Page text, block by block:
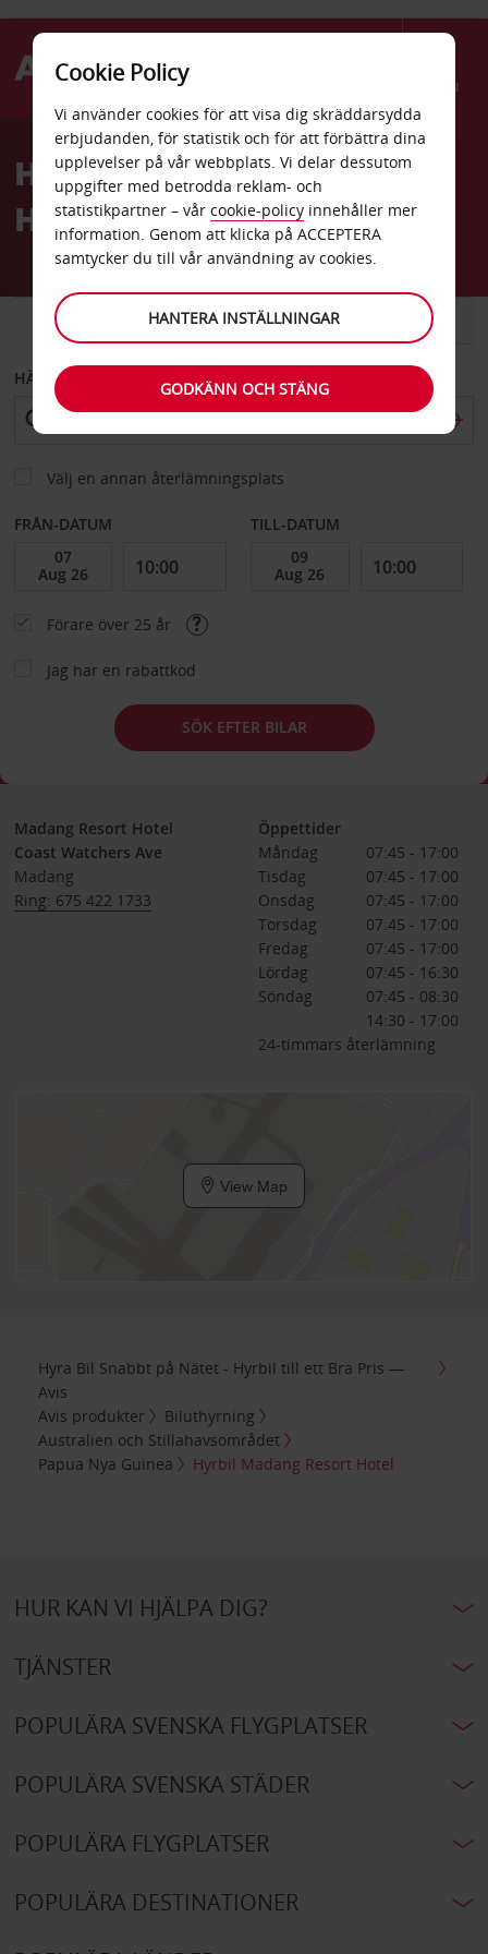
Menu
AvisHyrbil Madang Resort
Hotel
SKÅPBIL
HÄMTA FRÅN
Välj en annan återlämningsplats
FRÅN-DATUM TILL-DATUM
Förare över 25 år
Jag har en rabattkod
SÖK EFTER BILAR
Madang Resort Hotel
Coast Watchers Ave
Madang
Ring: 675 422 1733
Öppettider
Måndag
07:45 - 17:00
Tisdag
07:45 - 17:00
Onsdag
07:45 - 17:00
Torsdag
07:45 - 17:00
Fredag
07:45 - 17:00
Lördag
07:45 - 16:30
Söndag
07:45 - 08:30
14:30 - 17:00
24-timmars återlämning
View Map
Hyra Bil Snabbt på Nätet - Hyrbil till ett Bra Pris —
Avis
Avis produkter
Biluthyrning
Australien och Stillahavsområdet
Papua Nya Guinea
Hyrbil Madang Resort Hotel
HUR KAN VI HJÄLPA DIG?
TJÄNSTER
POPULÄRA SVENSKA FLYGPLATSER
POPULÄRA SVENSKA STÄDER
POPULÄRA FLYGPLATSER
POPULÄRA DESTINATIONER
Cookie Policy
Vi använder cookies för att visa dig skräddarsydda
erbjudanden, för statistik och för att förbättra dina
upplevelser på vår webbplats. Vi delar dessutom
uppgifter med betrodda reklam- och
statistikpartner – vår cookie-policy innehåller mer
information. Genom att klicka på ACCEPTERA
samtycker du till vår användning av cookies.
HANTERA INSTÄLLNINGAR
GODKÄNN OCH STÄNG